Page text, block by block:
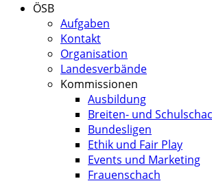
ÖSB
Aufgaben
Kontakt
Organisation
Landesverbände
Kommissionen
Ausbildung
Breiten- und
Bundesligen
Ethik und Fair Play
Events und Marketing
Frauenschach